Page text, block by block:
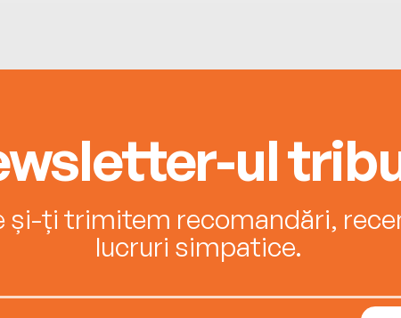
ul
și-ți trimitem recomandări,
lucruri simpatice.